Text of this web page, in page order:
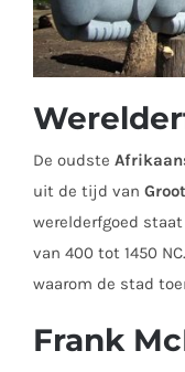
De oudste
uit de tijd van
werelderfgoed
van 400 tot 1450
waarom de stad
Frank